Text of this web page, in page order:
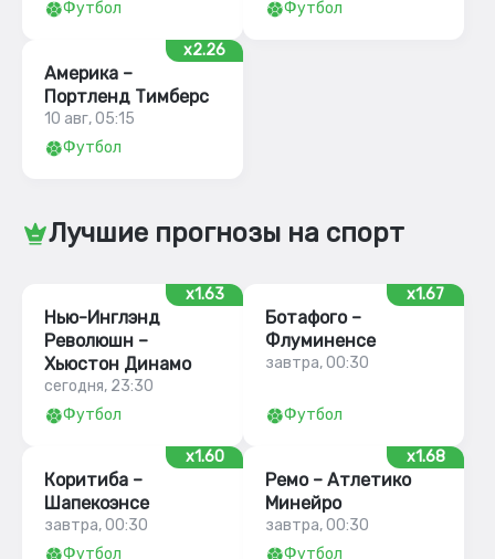
Футбол
Футбол
x2.26
Америка –
Портленд Тимберс
10 авг, 05:15
Футбол
Лучшие прогнозы на спорт
x1.63
Нью-Инглэнд
Революшн –
Хьюстон Динамо
сегодня, 23:30
Футбол
x1.67
Ботафого –
Флуминенсе
завтра, 00:30
Футбол
x1.60
Коритиба –
Шапекоэнсе
завтра, 00:30
Футбол
x1.68
Ремо – Атлетико
Минейро
завтра, 00:30
Футбол